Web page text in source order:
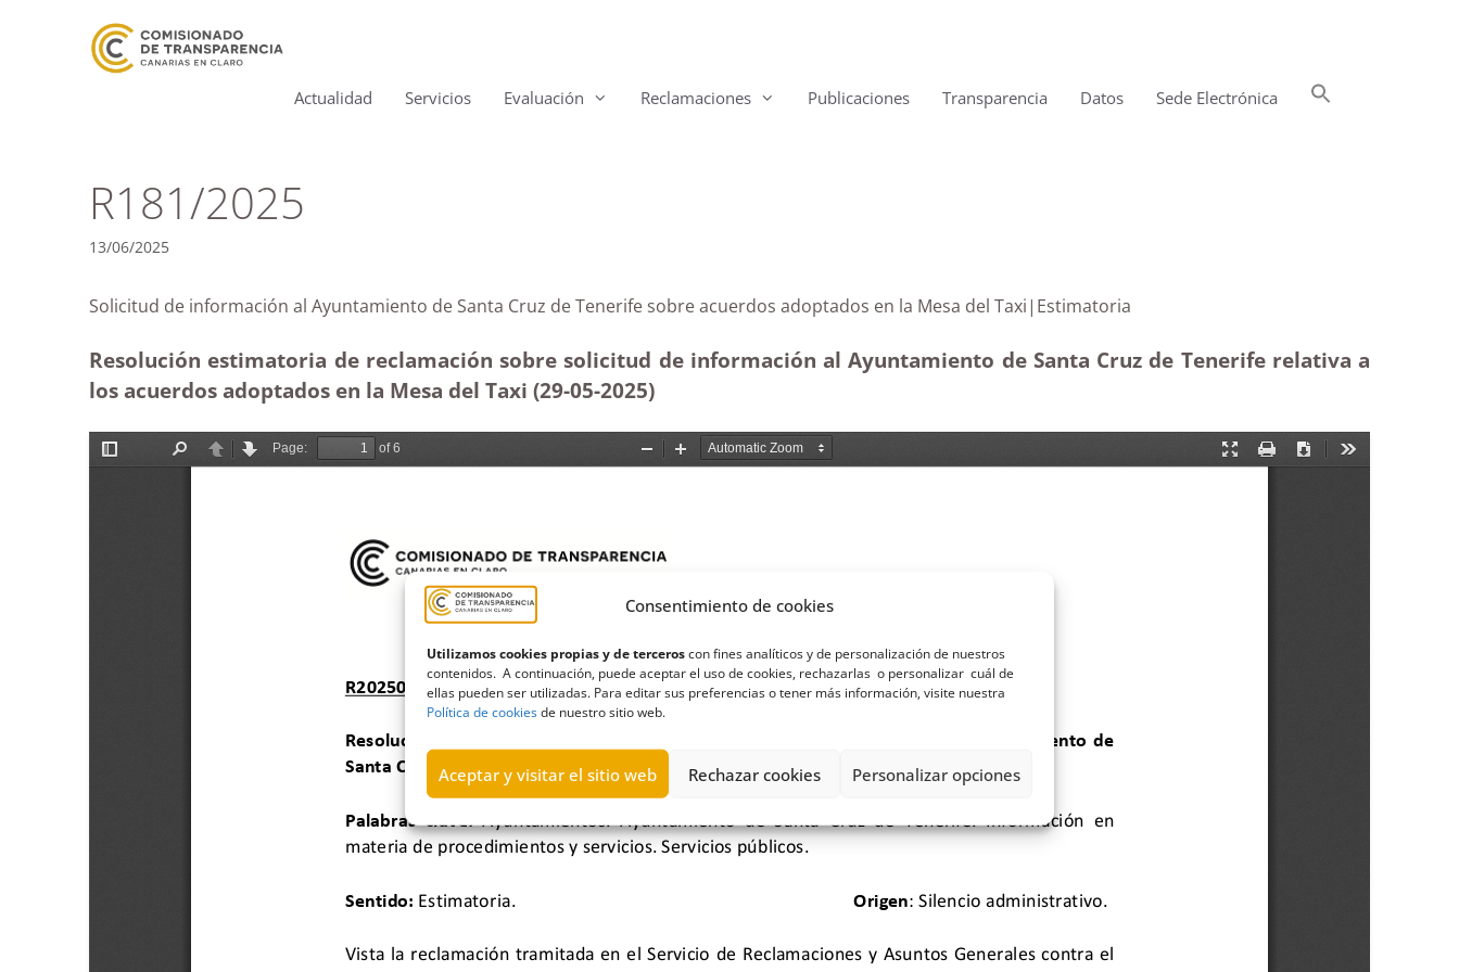
Consentimiento de cookies
Utilizamos cookies propias y de terceroscon fines analíticos y de personalización de nuestros
contenidos. A continuación, puede aceptar el uso de cookies, rechazarlas o personalizar cuál de
ellas pueden ser utilizadas. Para editar sus preferencias o tener más información, visite nuestra
Política de cookiesde nuestro sitio web.
Aceptar y visitar el sitio web Rechazar cookies Personalizar opciones
Actualidad Servicios Evaluación Reclamaciones Publicaciones Transparencia Datos Sede Electrónica
R181/2025
13/06/2025
Solicitud de información al Ayuntamiento de Santa Cruz de Tenerife sobre acuerdos adoptados en la Mesa del Taxi|Estimatoria
Resolución estimatoria de reclamación sobre solicitud de información al Ayuntamiento de Santa Cruz de Tenerife relativa a
los acuerdos adoptados en la Mesa del Taxi (29-05-2025)